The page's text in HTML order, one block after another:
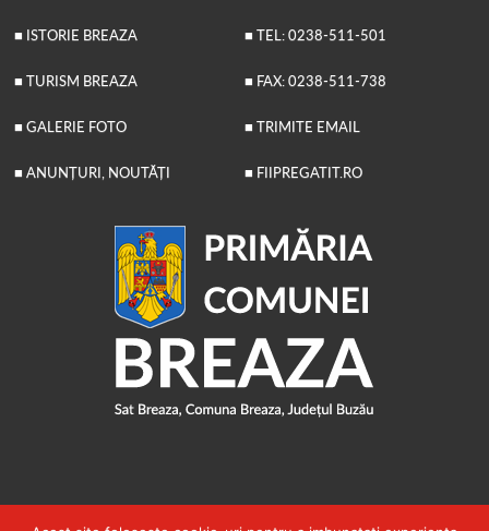
■ ISTORIE BREAZA
■ TURISM BREAZA
■ GALERIE FOTO
■ ANUNȚURI, NOUTĂȚI
■ TEL: 0238-511-501
■ FAX: 0238-511-738
■ TRIMITE EMAIL
■ FIIPREGATIT.RO